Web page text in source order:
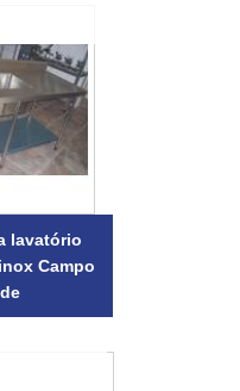
lavatório
Campo